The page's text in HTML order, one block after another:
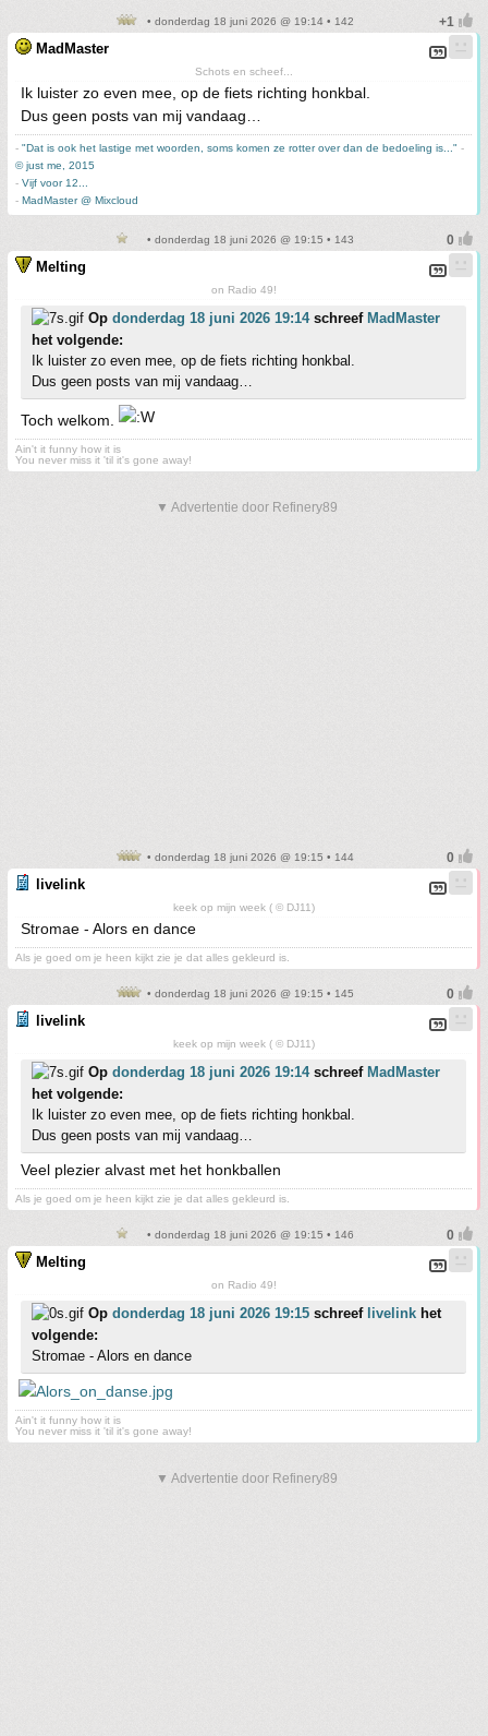
• donderdag 18 juni 2026 @ 19:14 • 142
MadMaster
Schots en scheef...
Ik luister zo even mee, op de fiets richting honkbal.
Dus geen posts van mij vandaag…
- "Dat is ook het lastige met woorden, soms komen ze rotter over dan de bedoeling is..." -
© just me, 2015
- Vijf voor 12...
- MadMaster @ Mixcloud
• donderdag 18 juni 2026 @ 19:15 • 143
Melting
on Radio 49!
Op donderdag 18 juni 2026 19:14schreef MadMaster
het volgende:
Ik luister zo even mee, op de fiets richting honkbal.
Dus geen posts van mij vandaag…
Toch welkom.
Ain't it funny how it is
You never miss it 'til it's gone away!
▼ Advertentie door Refinery89
• donderdag 18 juni 2026 @ 19:15 • 144
livelink
keek op mijn week ( © DJ11)
Stromae - Alors en dance
Als je goed om je heen kijkt zie je dat alles gekleurd is.
• donderdag 18 juni 2026 @ 19:15 • 145
livelink
keek op mijn week ( © DJ11)
Op donderdag 18 juni 2026 19:14schreef MadMaster
het volgende:
Ik luister zo even mee, op de fiets richting honkbal.
Dus geen posts van mij vandaag…
Veel plezier alvast met het honkballen
Als je goed om je heen kijkt zie je dat alles gekleurd is.
• donderdag 18 juni 2026 @ 19:15 • 146
Melting
on Radio 49!
Op donderdag 18 juni 2026 19:15 schreef livelink het
volgende:
Stromae - Alors en dance
Ain't it funny how it is
You never miss it 'til it's gone away!
▼ Advertentie door Refinery89